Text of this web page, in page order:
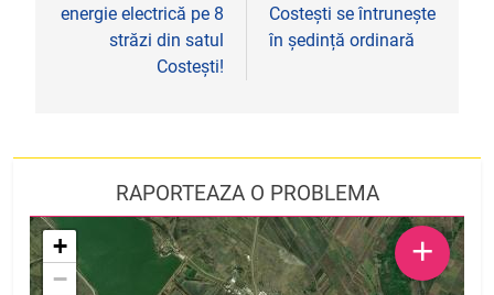
articole
energie electrică pe 8
străzi din satul
Costești!
Costești se întrunește
în ședință ordinară
RAPORTEAZA O PROBLEMA
+
−
+